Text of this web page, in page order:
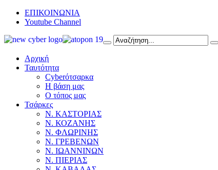
ΕΠΙΚΟΙΝΩΝΙΑ
Youtube Channel
Αρχική
Ταυτότητα
Cyberότσαρκα
Η βάση μας
Ο τόπος μας
Τσάρκες
Ν. ΚΑΣΤΟΡΙΑΣ
Ν. ΚΟΖΑΝΗΣ
Ν. ΦΛΩΡΙΝΗΣ
Ν. ΓΡΕΒΕΝΩΝ
Ν. ΙΩΑΝΝΙΝΩΝ
Ν. ΠΙΕΡΙΑΣ